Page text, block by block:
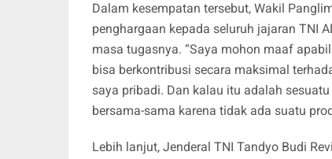
Dalam kesempatan tersebut, Wakil
penghargaan kepada seluruh jajaran TNI
masa tugasnya. “Saya mohon maaf
bisa berkontribusi secara maksimal
saya pribadi. Dan kalau itu adalah
bersama-sama karena tidak ada suatu
Lebih lanjut, Jenderal TNI Tandyo Budi